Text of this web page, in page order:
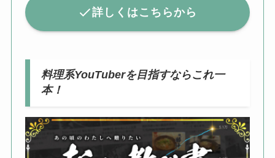
詳しくはこちらから
料理系YouTuberを目指すならこれ一
本！